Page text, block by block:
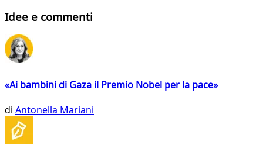
Idee e commenti
«Ai bambini di Gaza il Premio Nobel per la pace»
di Antonella Mariani